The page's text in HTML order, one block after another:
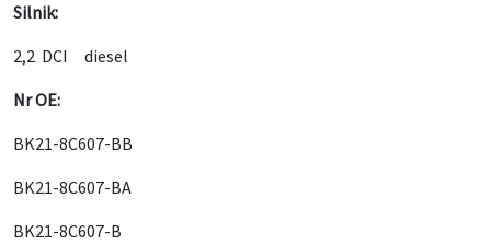
Silnik:
2,2 DCI diesel
Nr OE:
BK21-8C607-BB
BK21-8C607-BA
BK21-8C607-B